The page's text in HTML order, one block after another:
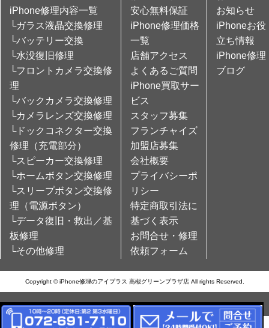
iPhone修理内容一覧
└ガラス液晶交換修理
└バッテリー交換
└水没復旧修理
└フロントカメラ交換修
理
└バックカメラ交換修理
└カメラレンズ交換修理
└ドックコネクター交換
修理（充電部分）
└スピーカー交換修理
└ホームボタン交換修理
└スリープボタン交換修
理（電源ボタン）
└データ復旧・救出／基
板修理
└その他修理
安心無料保証
iPhone修理価格
一覧
店舗アクセス
よくあるご質問
iPhone買取サー
ビス
スタッフ募集
フランチャイズ
加盟店募集
会社概要
プライバシーポ
リシー
特定商取引法に
基づく表示
お問合せ・修理
依頼フォーム
お知らせ
iPhoneお役
立ち情報
iPhone修理
ブログ
Copyright © iPhone修理のアイプラス 高槻グリーンプラザ店 All rights Reserved.